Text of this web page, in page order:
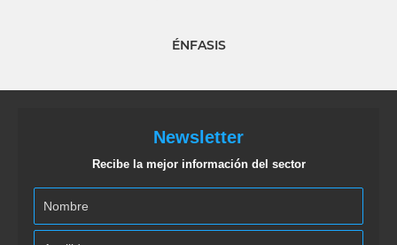
ÉNFASIS
Newsletter
Recibe la mejor información del sector